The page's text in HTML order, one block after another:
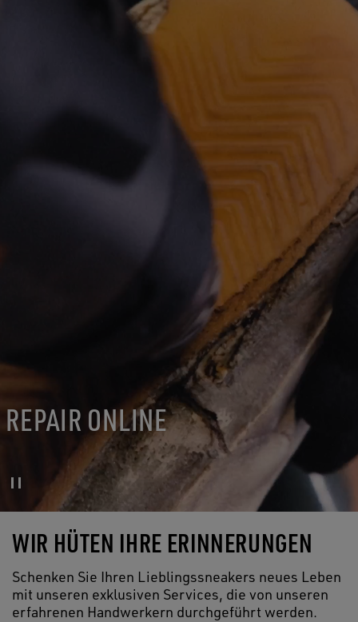
REPAIR ONLINE
WIR HÜTEN IHRE ERINNERUNGEN
Schenken Sie Ihren Lieblingssneakers neues Leben
mit unseren exklusiven Services, die von unseren
erfahrenen Handwerkern durchgeführt werden.